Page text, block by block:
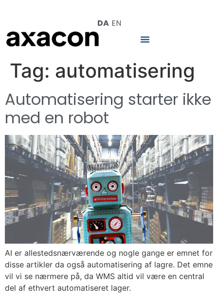
DA EN
Tag: automatisering
Automatisering starter ikke
med en robot
AI er allestedsnærværende og nogle gange er emnet for
disse artikler da også automatisering af lagre. Det emne
vil vi se nærmere på, da WMS altid vil være en central
del af ethvert automatiseret lager.